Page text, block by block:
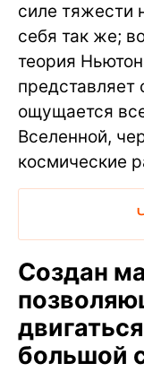
силе тяжести
себя так же;
теория
представляет
ощущается
Вселенной,
космические
Создан
большой